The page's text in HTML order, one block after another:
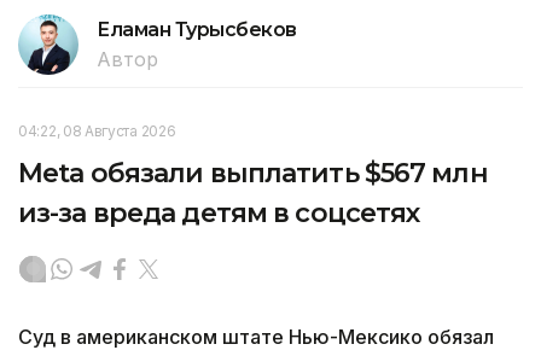
Еламан Турысбеков
Автор
04:22, 08 Августа 2026
Meta обязали выплатить $567 млн
из-за вреда детям в соцсетях
Суд в американском штате Нью-Мексико обязал